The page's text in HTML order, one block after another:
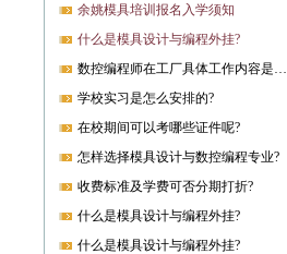
余姚模具培训报名入学须知
什么是模具设计与编程外挂?
数控编程师在工厂具体工作内容是什么?
学校实习是怎么安排的?
在校期间可以考哪些证件呢?
怎样选择模具设计与数控编程专业?
收费标准及学费可否分期打折?
什么是模具设计与编程外挂?
什么是模具设计与编程外挂?